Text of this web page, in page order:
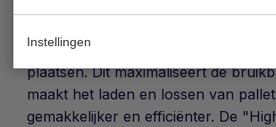
Wide," wat betekent dat ze
om twee standaard pallets naast
plaatsen. Dit maximaliseert de
maakt het laden en lossen van
gemakkelijker en efficiënter. De
Instellingen